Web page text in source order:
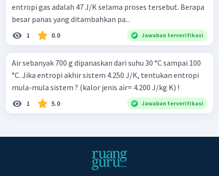
entropi gas adalah 47 J/K selama proses tersebut. Berapa
besar panas yang ditambahkan pa...
1 0.0 Jawaban terverifikasi
Air sebanyak 700 g dipanaskan dari suhu 30 °C sampai 100
°C. Jika entropi akhir sistem 4.250 J/K, tentukan entropi
mula-mula sistem ? (kalor jenis air= 4.200 J/kg K) !
1 5.0 Jawaban terverifikasi